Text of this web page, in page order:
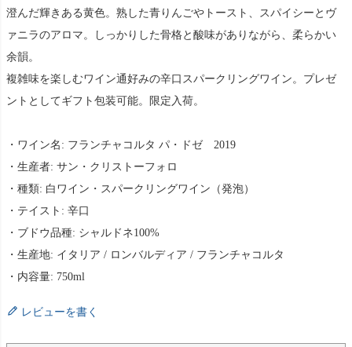
澄んだ輝きある黄色。熟した青りんごやトースト、スパイシーとヴ
ァニラのアロマ。しっかりした骨格と酸味がありながら、柔らかい
余韻。
複雑味を楽しむワイン通好みの辛口スパークリングワイン。プレゼ
ントとしてギフト包装可能。限定入荷。
・ワイン名: フランチャコルタ パ・ドゼ 2019
・生産者: サン・クリストーフォロ
・種類: 白ワイン・スパークリングワイン（発泡）
・テイスト: 辛口
・ブドウ品種: シャルドネ100%
・生産地: イタリア / ロンバルディア / フランチャコルタ
・内容量: 750ml
レビューを書く